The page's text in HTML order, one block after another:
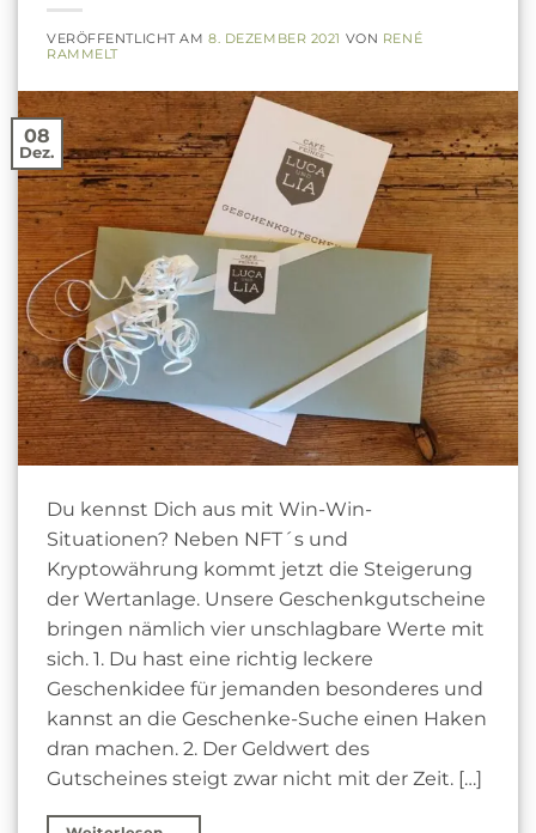
VERÖFFENTLICHT AM8. DEZEMBER 2021 VON RENÉ
RAMMELT
08
Dez.
Du kennst Dich aus mit Win-Win-
Situationen? Neben NFT´s und
Kryptowährung kommt jetzt die Steigerung
der Wertanlage. Unsere Geschenkgutscheine
bringen nämlich vier unschlagbare Werte mit
sich. 1. Du hast eine richtig leckere
Geschenkidee für jemanden besonderes und
kannst an die Geschenke-Suche einen Haken
dran machen. 2. Der Geldwert des
Gutscheines steigt zwar nicht mit der Zeit. […]